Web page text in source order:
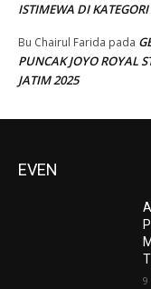
ISTIMEWA DI
Bu Chairul Farida pada
PUNCAK JOYO ROYAL
JATIM 2025
EVEN
9